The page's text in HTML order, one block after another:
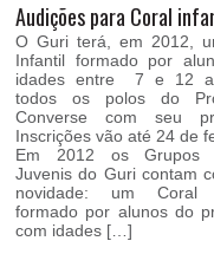
Audições para Coral
O Guri terá, em 2012,
Infantil formado por
idades entre 7 e 12
todos os polos do
Converse com seu
Inscrições vão até 24 de
Em 2012 os Grupos
Juvenis do Guri contam
novidade: um Coral
formado por alunos do
com idades […]